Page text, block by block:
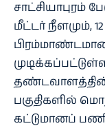
சாட்சியாபுரம்
மீட்டர் நீளமும்,
தண்டவாளத்தின்
பகுதிகளில்
கட்டுமானப்